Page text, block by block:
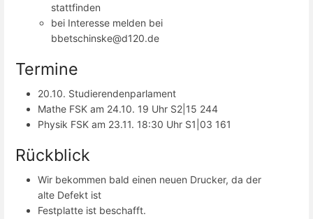
stattfinden
bei Interesse melden bei
bbetschinske@d120.de
Termine
20.10. Studierendenparlament
Mathe FSK am 24.10. 19 Uhr S2|15 244
Physik FSK am 23.11. 18:30 Uhr S1|03 161
Rückblick
Wir bekommen bald einen neuen Drucker, da der
alte Defekt ist
Festplatte ist beschafft.